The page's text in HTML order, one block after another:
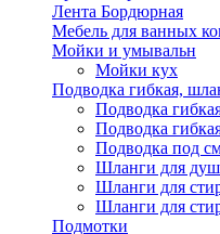
Лента Бордюрная
Мебель для ванных
Мойки и умывальн
Мойки кух
Подводка гибкая,
Подводка
Подводка
Подводка под
Шланги для
Шланги для
Шланги для
Подмотки